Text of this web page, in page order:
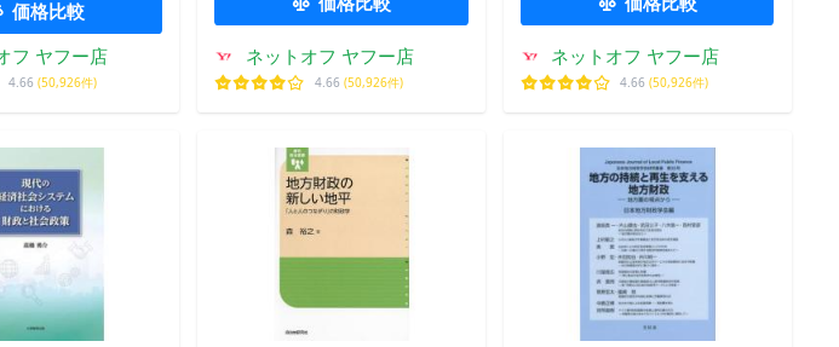
価格比較
フ ヤフー店
4.66 (50,926件)
ネットオフ ヤフー店
4.66 (50,926件)
ネットオフ ヤフー店
4.66 (50,926件)